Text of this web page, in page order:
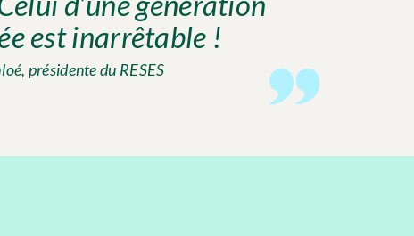
est inarrêtable !
présidente du RESES